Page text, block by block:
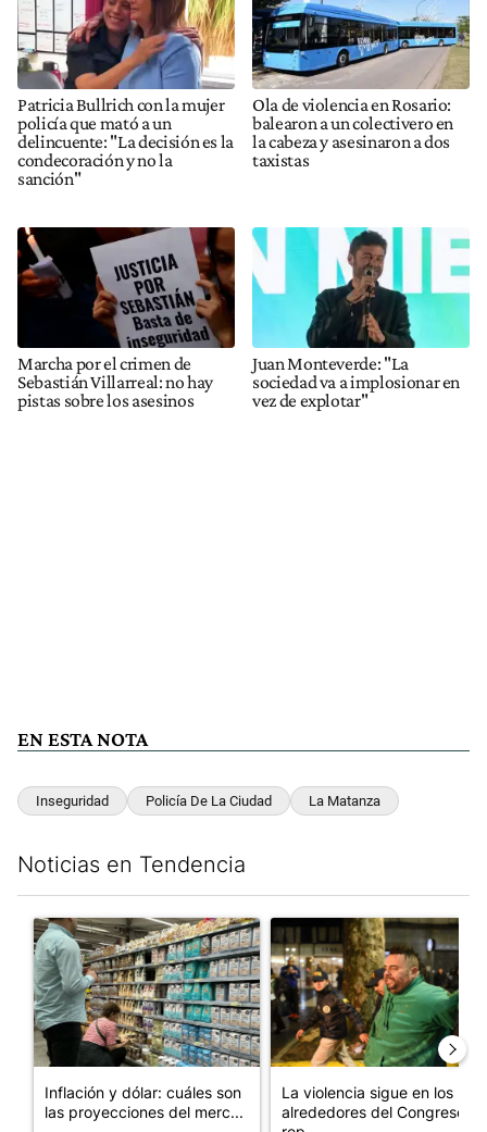
Patricia Bullrich con la mujer
policía que mató a un
delincuente: "La decisión es la
condecoración y no la
sanción"
Ola de violencia en Rosario:
balearon a un colectivero en
la cabeza y asesinaron a dos
taxistas
Marcha por el crimen de
Sebastián Villarreal: no hay
pistas sobre los asesinos
Juan Monteverde: "La
sociedad va a implosionar en
vez de explotar"
EN ESTA NOTA
Inseguridad Policía De La Ciudad La Matanza
Noticias en Tendencia
Un artículo de tendencia con el título "Inflación y dólar: cuáles
Inflación y dólar: cuáles son
las proyecciones del merc...
Un artículo de tendencia con
La violencia sigue en los
alrededores del Congreso: